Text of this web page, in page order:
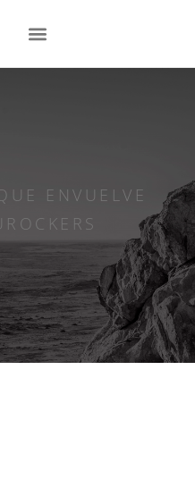
ENVUELVE